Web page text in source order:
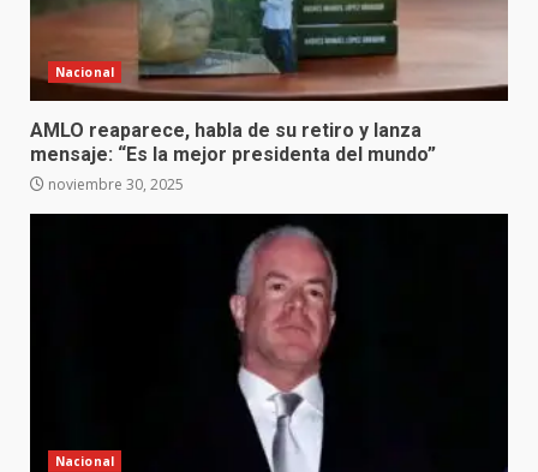
Nacional
AMLO reaparece, habla de su retiro y lanza
mensaje: “Es la mejor presidenta del mundo”
noviembre 30, 2025
Nacional